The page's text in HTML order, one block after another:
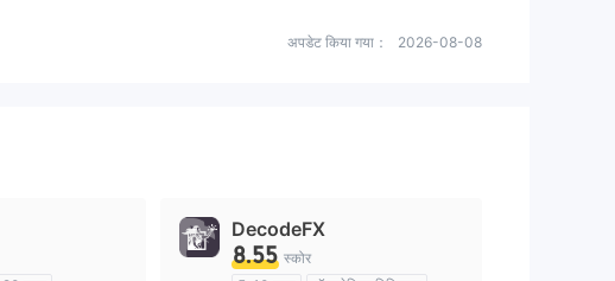
अपडेट किया गया： 2026-08-08
DecodeFX
8.55 स्कोर